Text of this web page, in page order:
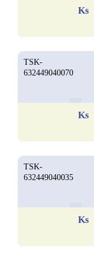
Ks
TSK-
632449040070
Ks
TSK-
632449040035
Ks